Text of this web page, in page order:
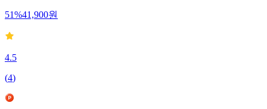
51%41,900원
4.5
(4)